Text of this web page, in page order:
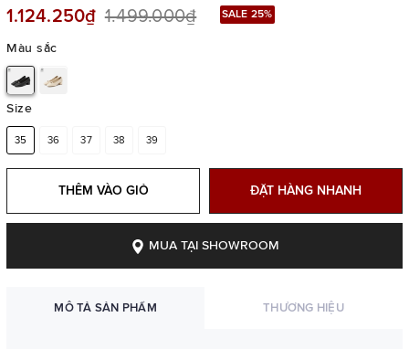
1.124.250₫ 1.499.000₫ SALE 25%
Màu sắc
Size
35 36 37 38 39
THÊM VÀO GIỎ ĐẶT HÀNG NHANH
MUA TẠI SHOWROOM
MÔ TẢ SẢN PHẨM THƯƠNG HIỆU